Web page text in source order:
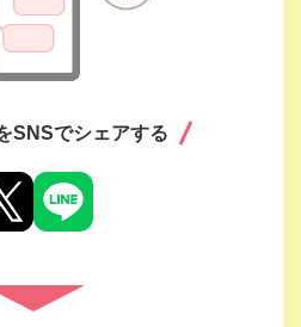
SNSでシェアする